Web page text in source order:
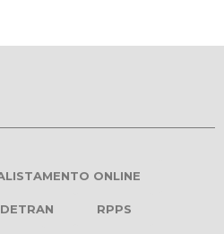
ONLINE
DETRAN RPPS